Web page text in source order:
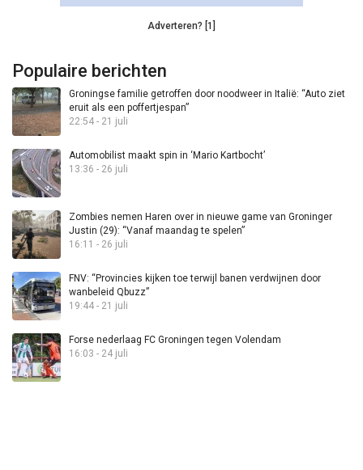
Adverteren? [1]
Populaire berichten
Groningse familie getroffen door noodweer in Italië: “Auto ziet
eruit als een poffertjespan”
22:54 - 21 juli
Automobilist maakt spin in ‘Mario Kartbocht’
13:36 - 26 juli
Zombies nemen Haren over in nieuwe game van Groninger
Justin (29): “Vanaf maandag te spelen”
16:11 - 26 juli
FNV: “Provincies kijken toe terwijl banen verdwijnen door
wanbeleid Qbuzz”
19:44 - 21 juli
Forse nederlaag FC Groningen tegen Volendam
16:03 - 24 juli